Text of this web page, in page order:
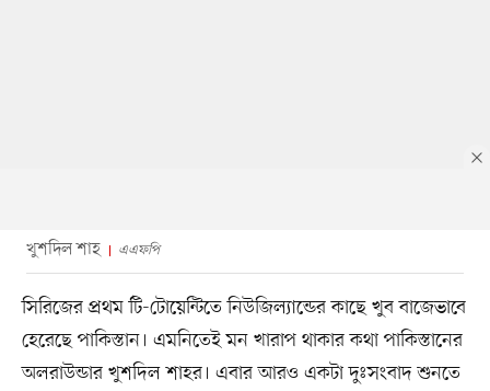
খুশদিল শাহ এএফপি
সিরিজের প্রথম টি-টোয়েন্টিতে নিউজিল্যান্ডের কাছে খুব বাজেভাবে
হেরেছে পাকিস্তান। এমনিতেই মন খারাপ থাকার কথা পাকিস্তানের
অলরাউন্ডার খুশদিল শাহর। এবার আরও একটা দুঃসংবাদ শুনতে